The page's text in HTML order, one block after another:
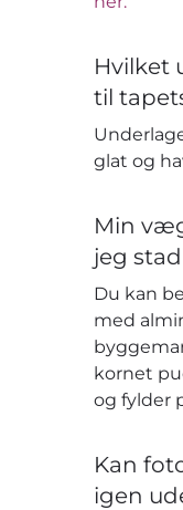
Hvilket
til
glat og
Min
jeg
Du kan
med
kornet
og fylder
Kan
igen